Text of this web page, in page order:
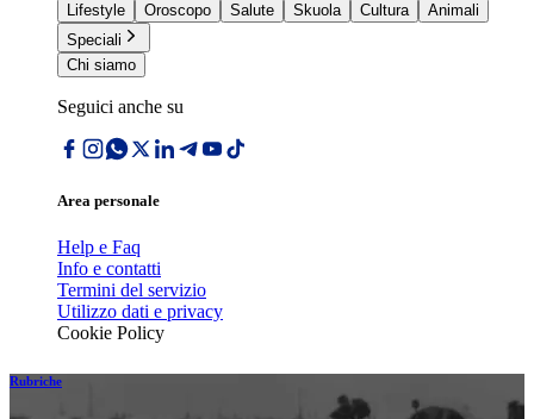
Lifestyle
Oroscopo Salute Skuola Cultura
Animali
Speciali
Chi siamo
Seguici anche su
Area personale
Help e Faq
Info e contatti
Termini del servizio
Utilizzo dati e privacy
Cookie Policy
Rubriche